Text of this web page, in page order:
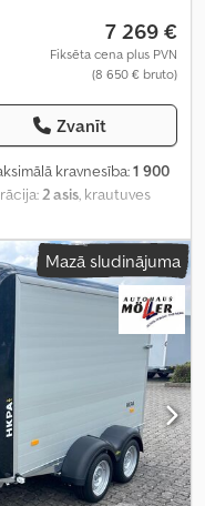
7 269 €
Fiksēta cena plus PVN
(8 650 € bruto)
Zvanīt
kravnesība:1 900
2 asis , krautuves
, iekraušanas telpas
augstums:2 390 mm,
Mazā sludinājuma